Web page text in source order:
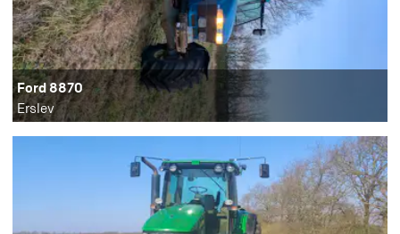
Ford 8870
Erslev